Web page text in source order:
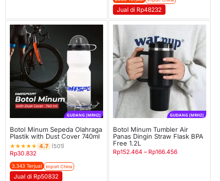
Jual di Rp48232
GUDANG [MRH2]
Botol Minum Sepeda Olahraga
Plastik with Dust Cover 740ml
★★★★★ 4.7 (501)
Rp30.832
3.343 Terjual Import China
Jual di Rp50832
GUDANG [MRH2]
Botol Minum Tumbler Air
Panas Dingin Straw Flask BPA
Free 1.2L
Rp152.464 – Rp166.456